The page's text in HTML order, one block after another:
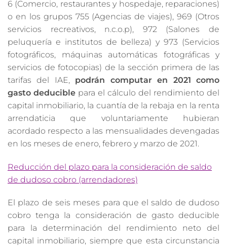
6 (Comercio, restaurantes y hospedaje, reparaciones)
o en los grupos 755 (Agencias de viajes), 969 (Otros
servicios recreativos, n.c.o.p), 972 (Salones de
peluquería e institutos de belleza) y 973 (Servicios
fotográficos, máquinas automáticas fotográficas y
servicios de fotocopias) de la sección primera de las
tarifas del IAE, podrán computar en 2021 como
gasto deducible para el cálculo del rendimiento del
capital inmobiliario, la cuantía de la rebaja en la renta
arrendaticia que voluntariamente hubieran
acordado respecto a las mensualidades devengadas
en los meses de enero, febrero y marzo de 2021.
Reducción del plazo para la consideración de saldo
de dudoso cobro (arrendadores)
El plazo de seis meses para que el saldo de dudoso
cobro tenga la consideración de gasto deducible
para la determinación del rendimiento neto del
capital inmobiliario, siempre que esta circunstancia